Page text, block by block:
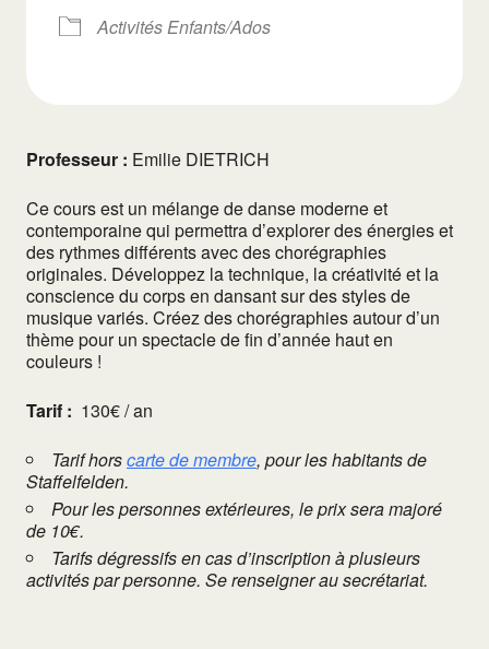
Activités Enfants/Ados
Professeur : Emilie DIETRICH
Ce cours est un mélange de danse moderne et
contemporaine qui permettra d’explorer des énergies et
des rythmes différents avec des chorégraphies
originales. Développez la technique, la créativité et la
conscience du corps en dansant sur des styles de
musique variés. Créez des chorégraphies autour d’un
thème pour un spectacle de fin d’année haut en
couleurs !
Tarif : 130€ / an
Tarif horscarte de membre, pour les habitants de
Staffelfelden.
Pour les personnes extérieures, le prix sera majoré
de 10€.
Tarifs dégressifs en cas d’inscription à plusieurs
activités par personne. Se renseigner au secrétariat.